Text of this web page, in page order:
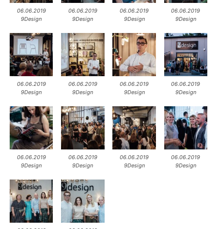
06.06.2019
9Design
06.06.2019
9Design
06.06.2019
9Design
06.06.2019
9Design
06.06.2019
9Design
06.06.2019
9Design
06.06.2019
9Design
06.06.2019
9Design
06.06.2019
9Design
06.06.2019
9Design
06.06.2019
9Design
06.06.2019
9Design